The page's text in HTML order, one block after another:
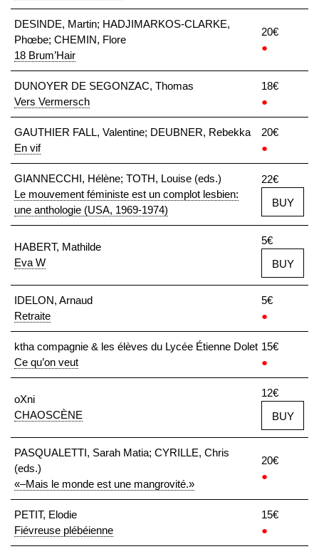
DESINDE, Martin; HADJIMARKOS-CLARKE,
Phœbe; CHEMIN, Flore
18 Brum’Hair
20€
●
DUNOYER DE SEGONZAC, Thomas
Vers Vermersch
18€
●
GAUTHIER FALL, Valentine; DEUBNER, Rebekka
En vif
20€
●
GIANNECCHI, Hélène; TOTH, Louise (eds.)
Le mouvement féministe est un complot lesbien:
une anthologie (USA, 1969-1974)
22€
BUY
HABERT, Mathilde
Eva W
5€
BUY
IDELON, Arnaud
Retraite
5€
●
ktha compagnie & les élèves du Lycée Étienne Dolet
Ce qu’on veut
15€
●
oXni
CHAOSCÈNE
12€
BUY
PASQUALETTI, Sarah Matia; CYRILLE, Chris
(eds.)
«–Mais le monde est une mangrovité.»
20€
●
PETIT, Elodie
Fiévreuse plébéienne
15€
●